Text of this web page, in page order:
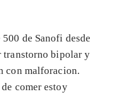
de Sanofi desde
transtorno bipolar y
con malforacion.
comer estoy